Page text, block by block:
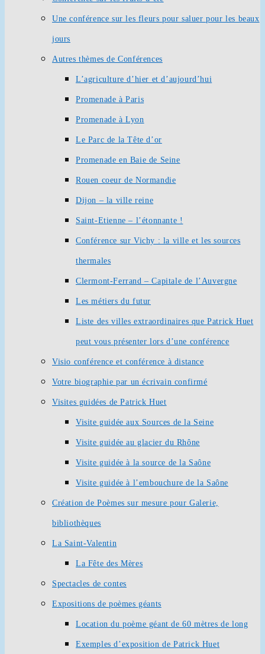
Une conférence sur les fleurs pour saluer pour les beaux
jours
Autres thèmes de Conférences
L’agriculture d’hier et d’aujourd’hui
Promenade à Paris
Promenade à Lyon
Le Parc de la Tête d’or
Promenade en Baie de Seine
Rouen coeur de Normandie
Dijon – la ville reine
Saint-Etienne – l’étonnante !
Conférence sur Vichy : la ville et les sources
thermales
Clermont-Ferrand – Capitale de l’Auvergne
Les métiers du futur
Liste des villes extraordinaires que Patrick Huet
peut vous présenter lors d’une conférence
Visio conférence et conférence à distance
Votre biographie par un écrivain confirmé
Visites guidées de Patrick Huet
Visite guidée aux Sources de la Seine
Visite guidée au glacier du Rhône
Visite guidée à la source de la Saône
Visite guidée à l’embouchure de la Saône
Création de Poèmes sur mesure pour Galerie,
bibliothèques
La Saint-Valentin
La Fête des Mères
Spectacles de contes
Expositions de poèmes géants
Location du poème géant de 60 mètres de long
Exemples d’exposition de Patrick Huet